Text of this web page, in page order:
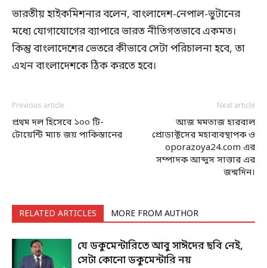
ভারতীয় হাইকমিশনার বলেন, বাংলাদেশ-নেপাল-ভুটানের
মধ্যে যোগাযোগের ব্যাপারে ভারত নীতিগতভাবে একমত।
কিন্তু বাংলাদেশের ভেতরে কীভাবে সেটা পরিচালনা হবে, তা
এখন বাংলাদেশকে ঠিক করতে হবে।
Previous article
প্রথম দল হিসেবে ১০০ টি-
টোয়েন্টি ম্যাচ জয় পাকিস্তানের
Next article
আজ মমতাজ হারবাল
প্রোডাক্টসের মহাব্যবস্থাপক ও
oporazoya24.com এর
সম্পাদক আব্দুস সাত্তার এর
জন্মদিন।
RELATED ARTICLES MORE FROM AUTHOR
যে ডকুমেন্টারিতে আবু সাঈদের ছবি নেই,
সেটা কোনো ডকুমেন্টারি নয়